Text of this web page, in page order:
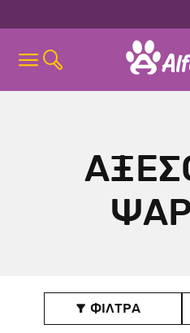
 ΦΙΛΤΡΑ